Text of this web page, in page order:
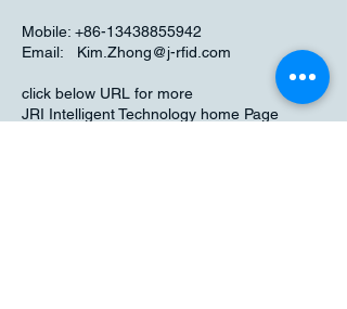
Mobile: +86-13438855942
Email: Kim.Zhong@j-rfid.com
click below URL for more
JRI Intelligent Technology home Page